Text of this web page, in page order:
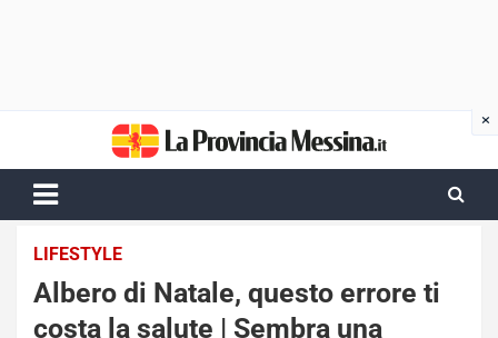
content
LIFESTYLE
Albero di Natale, questo errore ti
costa la salute | Sembra una